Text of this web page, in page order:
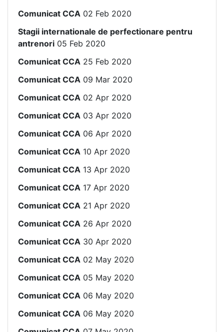
Comunicat CCA 02 Feb 2020
Stagii internationale de perfectionare pentru
antrenori 05 Feb 2020
Comunicat CCA 25 Feb 2020
Comunicat CCA 09 Mar 2020
Comunicat CCA 02 Apr 2020
Comunicat CCA 03 Apr 2020
Comunicat CCA 06 Apr 2020
Comunicat CCA 10 Apr 2020
Comunicat CCA 13 Apr 2020
Comunicat CCA 17 Apr 2020
Comunicat CCA 21 Apr 2020
Comunicat CCA 26 Apr 2020
Comunicat CCA 30 Apr 2020
Comunicat CCA 02 May 2020
Comunicat CCA 05 May 2020
Comunicat CCA 06 May 2020
Comunicat CCA 06 May 2020